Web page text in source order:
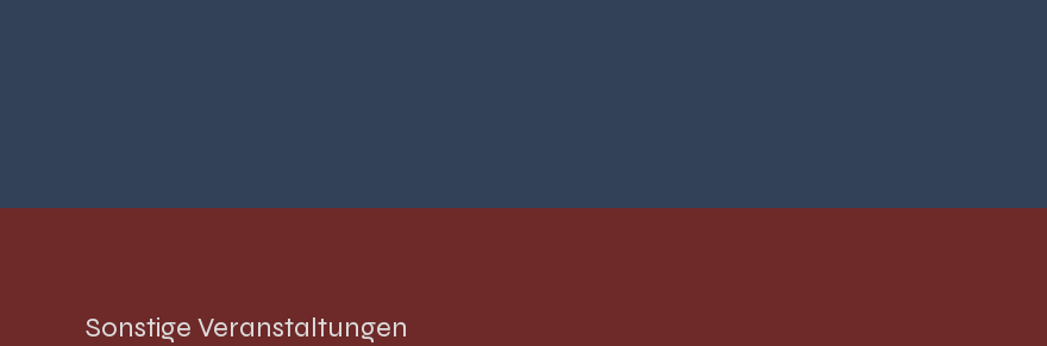
Sonstige Veranstaltungen